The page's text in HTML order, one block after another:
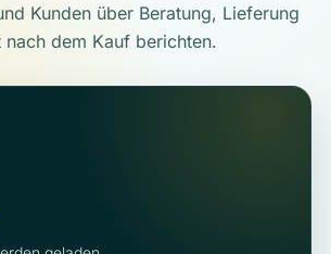
Kunden über Beratung, Lieferung
dem Kauf berichten.